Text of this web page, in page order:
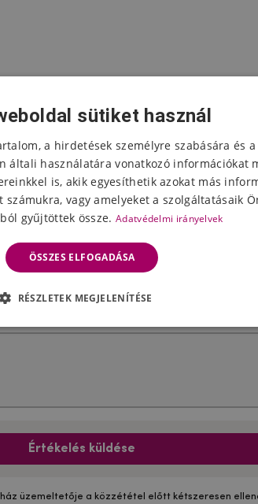
termék értékelése
Válassza ki a csillagok számát
Értékelés küldése
üzemeltetője a közzététel előtt kétszeresen
sütiket használ
a hirdetések személyre szabására és
általi használatára vonatkozó információkat
is, akik egyesíthetik azokat más
vagy amelyeket a szolgáltatásaik
gyűjtöttek össze. Adatvédelmi irányelvek
ÖSSZES ELFOGADÁSA
RÉSZLETEK MEGJELENÍTÉSE